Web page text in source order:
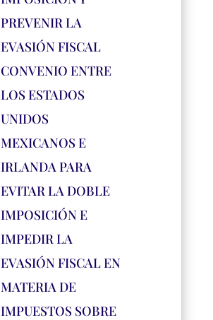
PREVENIR LA
EVASIÓN FISCAL
CONVENIO ENTRE
LOS ESTADOS
UNIDOS
MEXICANOS E
IRLANDA PARA
EVITAR LA DOBLE
IMPOSICIÓN E
IMPEDIR LA
EVASIÓN FISCAL EN
MATERIA DE
IMPUESTOS SOBRE